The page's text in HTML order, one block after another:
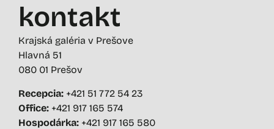
kontakt
Krajská galéria v Prešove
Hlavná 51
080 01 Prešov
Recepcia: +421 51 772 54 23
Office: +421 917 165 574
Hospodárka: +421 917 165 580